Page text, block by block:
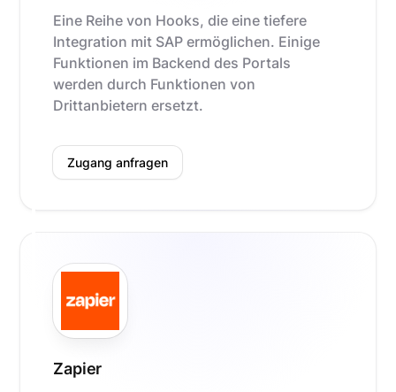
Eine Reihe von Hooks, die eine tiefere
Integration mit SAP ermöglichen. Einige
Funktionen im Backend des Portals
werden durch Funktionen von
Drittanbietern ersetzt.
Zugang anfragen
Zapier